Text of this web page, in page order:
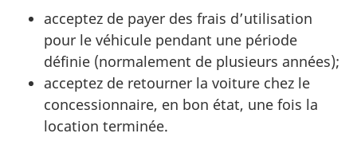
acceptez de payer des frais d’utilisation
pour le véhicule pendant une période
définie (normalement de plusieurs années);
acceptez de retourner la voiture chez le
concessionnaire, en bon état, une fois la
location terminée.